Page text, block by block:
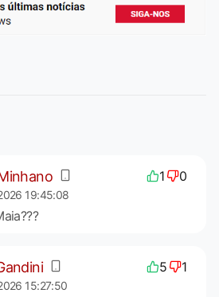
1 0
19:45:08
5 1
15:27:50